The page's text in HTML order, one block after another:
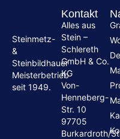
Steinmetz-
&
Steinbildhauer
Meisterbetrieb
seit 1949.
Kontakt
Alles aus
Stein –
Schlereth
GmbH & Co.
KG
Von-
Henneberg-
Str. 10
97705
Burkardroth/